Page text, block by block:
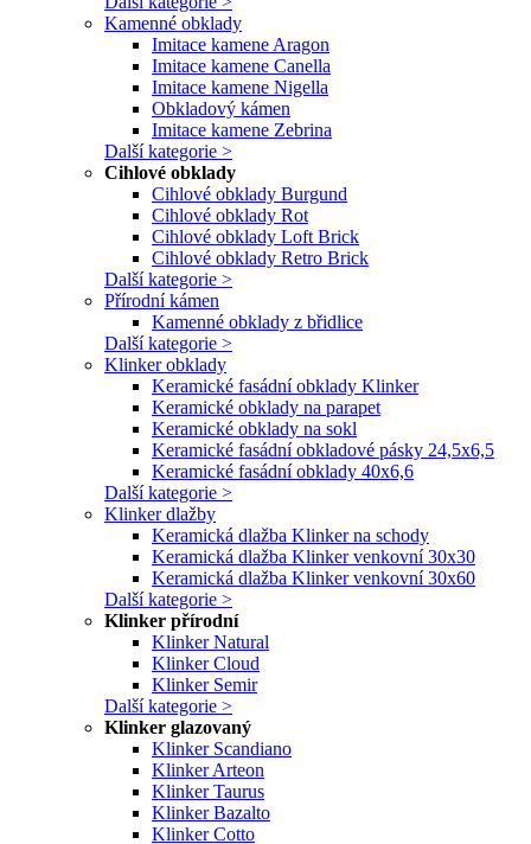
Kamenné obklady
Imitace kamene Aragon
Imitace kamene Canella
Imitace kamene Nigella
Obkladový kámen
Imitace kamene Zebrina
Další kategorie >
Cihlové obklady
Cihlové obklady Burgund
Cihlové obklady Rot
Cihlové obklady Loft Brick
Cihlové obklady Retro Brick
Další kategorie >
Přírodní kámen
Kamenné obklady z břidlice
Další kategorie >
Klinker obklady
Keramické fasádní obklady Klinker
Keramické obklady na parapet
Keramické obklady na sokl
Keramické fasádní obkladové pásky 24,5x6,5
Keramické fasádní obklady 40x6,6
Další kategorie >
Klinker dlažby
Keramická dlažba Klinker na schody
Keramická dlažba Klinker venkovní 30x30
Keramická dlažba Klinker venkovní 30x60
Další kategorie >
Klinker přírodní
Klinker Natural
Klinker Cloud
Klinker Semir
Další kategorie >
Klinker glazovaný
Klinker Scandiano
Klinker Arteon
Klinker Taurus
Klinker Bazalto
Klinker Cotto